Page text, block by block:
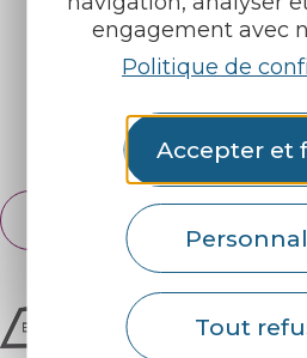
engagement avec
Politique de
Accepter et
Tout
Retrouvez-nous
Espace pro
Français
English